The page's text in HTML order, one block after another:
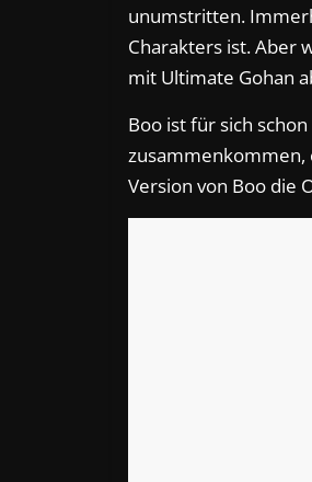
unumstritten.
Charakters ist. Aber
mit Ultimate Gohan
Boo ist für sich
zusammenkommen,
Version von Boo die